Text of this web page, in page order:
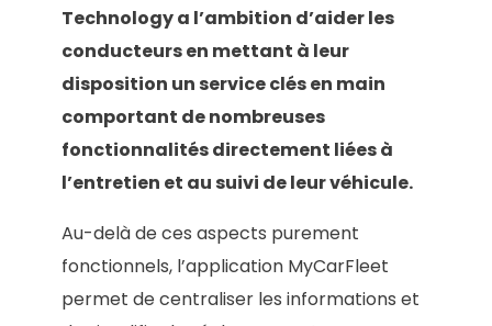
Technology a l’ambition d’aider les
conducteurs en mettant à leur
disposition un service clés en main
comportant de nombreuses
fonctionnalités directement liées à
l’entretien et au suivi de leur véhicule.
Au-delà de ces aspects purement
fonctionnels, l’application MyCarFleet
permet de centraliser les informations et